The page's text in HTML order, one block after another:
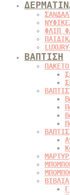
ΦΛΙΠ
ΒΑΠΤΙΣΗ